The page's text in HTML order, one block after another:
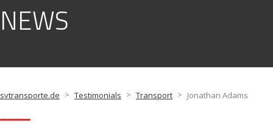
NEWS
svtransporte.de > Testimonials > Transport > Jonathan Adams